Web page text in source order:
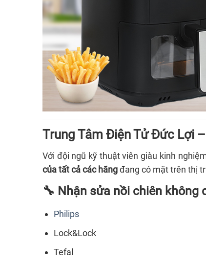
Trung Tâm Điện Tử Đức Lợi
Với đội ngũ kỹ thuật viên giàu kinh
của tất cả các hãngđang có mặt trên thị
🔧 Nhận sửa nồi chiên không
Philips
Lock&Lock
Tefal